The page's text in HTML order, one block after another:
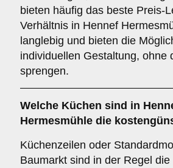
bieten häufig das beste Preis-
Verhältnis in Hennef
langlebig und bieten die
individuellen Gestaltung, ohne
sprengen.
Welche Küchen sind in
Hermesmühle die
Küchenzeilen oder
Baumarkt sind in der Regel die